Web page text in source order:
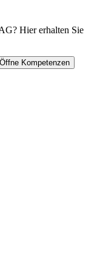
Hier erhalten Sie
Öffne Kompetenzen